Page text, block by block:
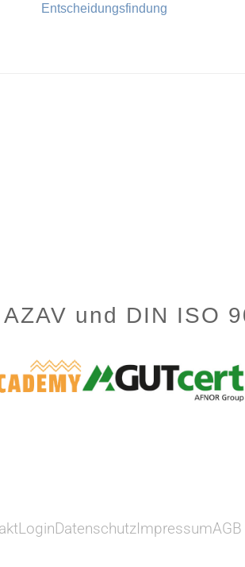
Entscheidungsfindung
und DIN ISO
LoginDatenschutzImpressumAGB